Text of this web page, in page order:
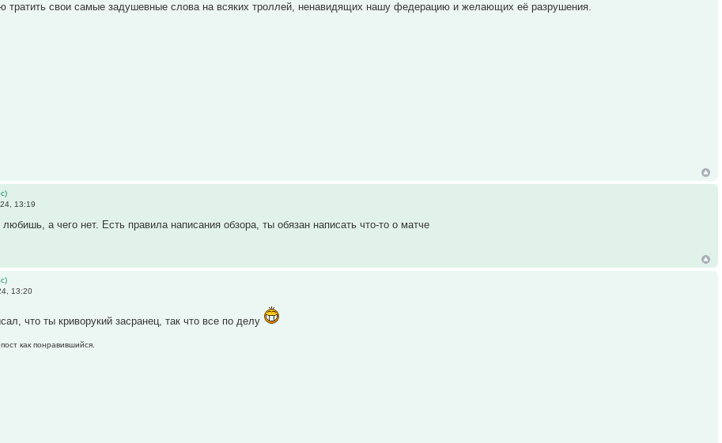
тратить свои самые задушевные слова на всяких троллей, ненавидящих нашу федерацию и желающих её разрушения.
13:19
а чего нет. Есть правила написания обзора, ты обязан написать что-то о матче
13:20
что ты криворукий засранец, так что все по делу
как понравившийся.